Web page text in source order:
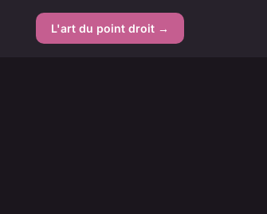
L'art du point droit →